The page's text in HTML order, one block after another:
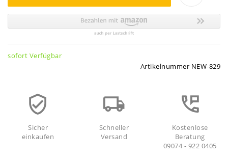
sofort Verfügbar
Artikelnummer NEW-829
Sicher
einkaufen
Schneller
Versand
Kostenlose
Beratung
09074 - 922 0405